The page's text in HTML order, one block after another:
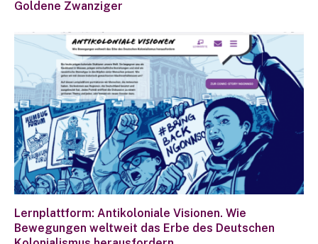
Goldene Zwanziger
Lernplattform: Antikoloniale Visionen. Wie
Bewegungen weltweit das Erbe des Deutschen